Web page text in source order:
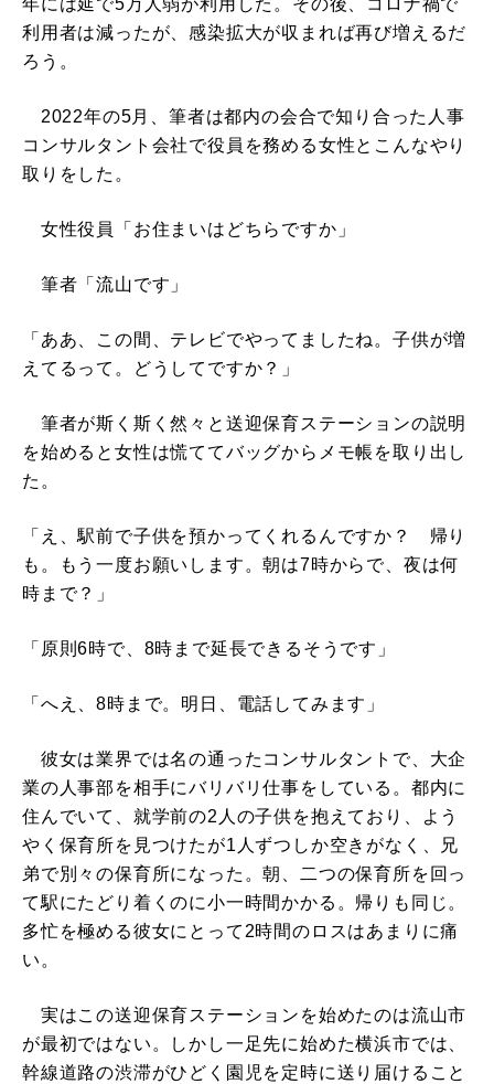
年には延で5万人弱が利用した。その後、コロナ禍で
利用者は減ったが、感染拡大が収まれば再び増えるだ
ろう。
2022年の5月、筆者は都内の会合で知り合った人事
コンサルタント会社で役員を務める女性とこんなやり
取りをした。
女性役員「お住まいはどちらですか」
筆者「流山です」
「ああ、この間、テレビでやってましたね。子供が増
えてるって。どうしてですか？」
筆者が斯く斯く然々と送迎保育ステーションの説明
を始めると女性は慌ててバッグからメモ帳を取り出し
た。
「え、駅前で子供を預かってくれるんですか？ 帰り
も。もう一度お願いします。朝は7時からで、夜は何
時まで？」
「原則6時で、8時まで延長できるそうです」
「へえ、8時まで。明日、電話してみます」
彼女は業界では名の通ったコンサルタントで、大企
業の人事部を相手にバリバリ仕事をしている。都内に
住んでいて、就学前の2人の子供を抱えており、よう
やく保育所を見つけたが1人ずつしか空きがなく、兄
弟で別々の保育所になった。朝、二つの保育所を回っ
て駅にたどり着くのに小一時間かかる。帰りも同じ。
多忙を極める彼女にとって2時間のロスはあまりに痛
い。
実はこの送迎保育ステーションを始めたのは流山市
が最初ではない。しかし一足先に始めた横浜市では、
幹線道路の渋滞がひどく園児を定時に送り届けること